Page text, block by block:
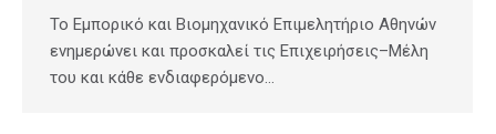
Το Εμπορικό και Βιομηχανικό Επιμελητήριο Αθηνών
ενημερώνει και προσκαλεί τις Επιχειρήσεις–Μέλη
του και κάθε ενδιαφερόμενο…